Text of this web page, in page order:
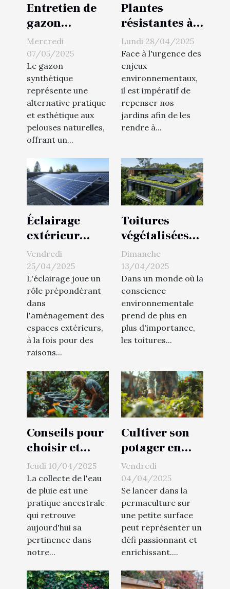
Entretien de
gazon
synthétique
astuces pour
un extérieur
impeccable
toute l'année
Mercredi
07/05/2025
Le gazon
synthétique
représente une
alternative pratique
et esthétique aux
pelouses naturelles,
offrant un...
Plantes
résistantes à
la sécheresse
sélection pour
un jardin
florissant
sans
gaspillage
d'eau
Lundi 28/04/2025
Face à l'urgence des
enjeux
environnementaux,
il est impératif de
repenser nos
jardins afin de les
rendre à...
Éclairage
extérieur
solaire
avantages et
installation
sans tracas
Vendredi
25/04/2025
L'éclairage joue un
rôle prépondérant
dans
l'aménagement des
espaces extérieurs,
à la fois pour des
raisons...
Toitures
végétalisées
avantages et
installation
pour une
maison éco-
responsable
Dimanche
13/04/2025
Dans un monde où la
conscience
environnementale
prend de plus en
plus d'importance,
les toitures...
Conseils pour
choisir et
installer un
récupérateur
d'eau de pluie
économies et
écologie
Jeudi 10/04/2025
La collecte de l'eau
de pluie est une
pratique ancestrale
qui retrouve
aujourd'hui sa
pertinence dans
notre...
Cultiver son
potager en
permaculture
les étapes
pour débuter
sur une petite
surface
Vendredi
04/04/2025
Se lancer dans la
permaculture sur
une petite surface
peut représenter un
défi passionnant et
enrichissant....